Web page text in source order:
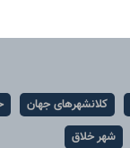
کلانشهرهای جهان
شهر خلاق